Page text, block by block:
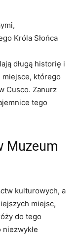
Króla Słońca
długą‌ historię i⁤
miejsce, którego
Cusco. ​Zanurz
tego
Muzeum⁤
kulturowych, a
miejsc,
do tego